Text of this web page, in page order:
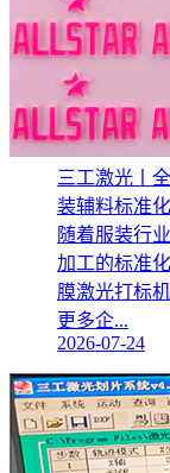
三工激光丨
装辅料标准
随着服装行
加工的标准
膜激光打标
更多企...
2026-07-24